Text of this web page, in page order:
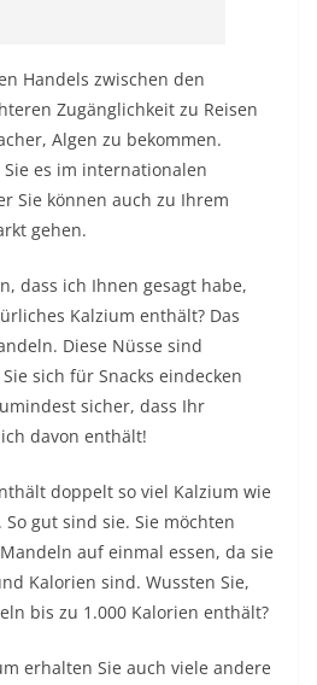
Handels zwischen den
Zugänglichkeit zu Reisen
Algen zu bekommen.
es im internationalen
Sie können auch zu Ihrem
gehen.
dass ich Ihnen gesagt habe,
Kalzium enthält? Das
Diese Nüsse sind
sich für Snacks eindecken
sicher, dass Ihr
davon enthält!
doppelt so viel Kalzium wie
gut sind sie. Sie möchten
auf einmal essen, da sie
Kalorien sind. Wussten Sie,
bis zu 1.000 Kalorien enthält?
erhalten Sie auch viele andere